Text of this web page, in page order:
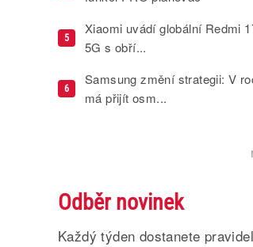
5
Xiaomi uvádí globální Redmi
5G s obří...
6
Samsung změní strategii: V
má přijít osm...
Odběr novinek
Každý týden dostanete